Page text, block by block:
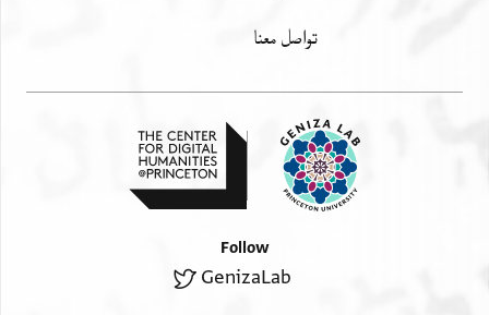
تواصل معنا
Follow
GenizaLab